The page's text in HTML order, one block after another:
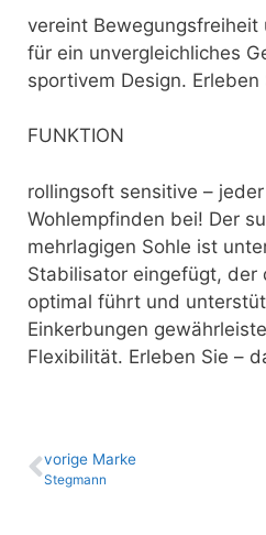
vereint
für ein unvergleichliches
sportivem Design.
FUNKTION
rollingsoft sensitive –
Wohlempfinden bei! Der
mehrlagigen Sohle ist
Stabilisator eingefügt, der
optimal führt und
Einkerbungen
Flexibilität. Erleben Sie –
vo­ri­ge Marke
Stegmann